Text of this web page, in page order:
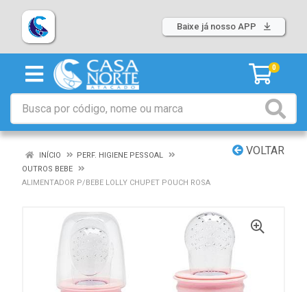
Baixe já nosso APP
0
VOLTAR
INÍCIO
PERF. HIGIENE PESSOAL
OUTROS BEBE
ALIMENTADOR P/BEBE LOLLY CHUPET POUCH ROSA